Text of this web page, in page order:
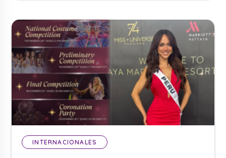
INTERNACIONALES